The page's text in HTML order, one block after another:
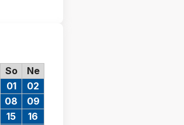
So Ne
01
02
08
09
15
16